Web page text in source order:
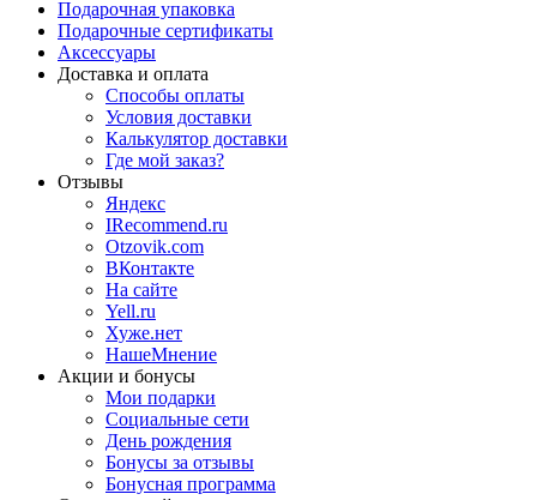
Подарочная упаковка
Подарочные сертификаты
Аксессуары
Доставка и оплата
Способы оплаты
Условия доставки
Калькулятор доставки
Где мой заказ?
Отзывы
Яндекс
IRecommend.ru
Otzovik.com
ВКонтакте
На сайте
Yell.ru
Хуже.нет
НашеМнение
Акции и бонусы
Мои подарки
Социальные сети
День рождения
Бонусы за отзывы
Бонусная программа